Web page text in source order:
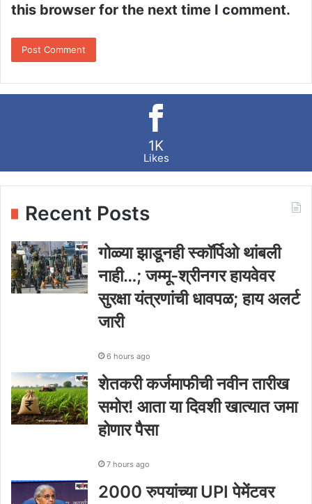
this browser for the next time I comment.
1K
Likes
Recent Posts
गोळ्या झाडूनही स्कॉर्पिओ थांबली
नाही…; जम्मू-श्रीनगर हायवेवर
सुरक्षा यंत्रणांची धावपळ; हाय अलर्ट
जारी
6 hours ago
शेतकरी कर्जमाफीची नवीन तारीख
समोर! आता या दिवशी खात्यात जमा
होणार पैसा
7 hours ago
2000 रुपयांच्या UPI पेमेंटवर